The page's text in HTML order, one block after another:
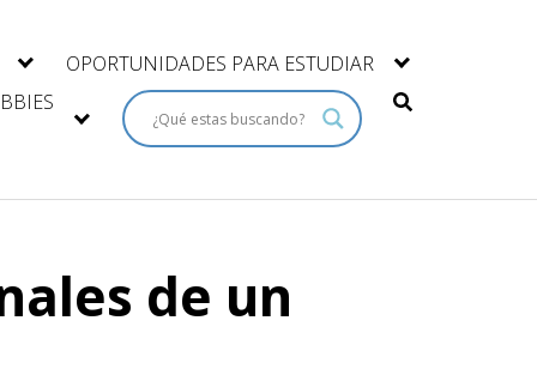
OPORTUNIDADES PARA ESTUDIAR
de un